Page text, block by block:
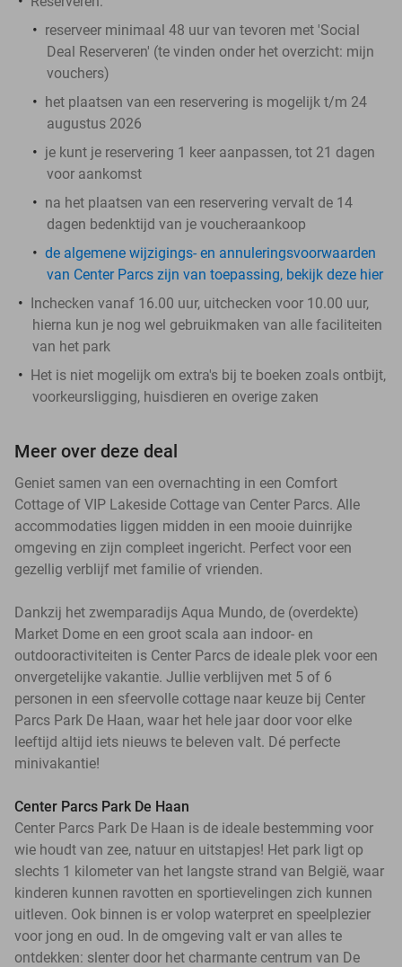
reserveer minimaal 48 uur van tevoren met 'Social
Deal Reserveren' (te vinden onder het overzicht: mijn
vouchers)
het plaatsen van een reservering is mogelijk t/m 24
augustus 2026
je kunt je reservering 1 keer aanpassen, tot 21 dagen
voor aankomst
na het plaatsen van een reservering vervalt de 14
dagen bedenktijd van je voucheraankoop
de algemene wijzigings- en annuleringsvoorwaarden
van Center Parcs zijn van toepassing, bekijk deze hier
Inchecken vanaf 16.00 uur, uitchecken voor 10.00 uur,
hierna kun je nog wel gebruikmaken van alle faciliteiten
van het park
Het is niet mogelijk om extra's bij te boeken zoals ontbijt,
voorkeursligging, huisdieren en overige zaken
Meer over deze deal
Geniet samen van een overnachting in een Comfort
Cottage of VIP Lakeside Cottage van Center Parcs. Alle
accommodaties liggen midden in een mooie duinrijke
omgeving en zijn compleet ingericht. Perfect voor een
gezellig verblijf met familie of vrienden.
Dankzij het zwemparadijs Aqua Mundo, de (overdekte)
Market Dome en een groot scala aan indoor- en
outdooractiviteiten is Center Parcs de ideale plek voor een
onvergetelijke vakantie. Jullie verblijven met 5 of 6
personen in een sfeervolle cottage naar keuze bij Center
Parcs Park De Haan, waar het hele jaar door voor elke
leeftijd altijd iets nieuws te beleven valt. Dé perfecte
minivakantie!
Center Parcs Park De Haan
Center Parcs Park De Haan is de ideale bestemming voor
wie houdt van zee, natuur en uitstapjes! Het park ligt op
slechts 1 kilometer van het langste strand van België, waar
kinderen kunnen ravotten en sportievelingen zich kunnen
uitleven. Ook binnen is er volop waterpret en speelplezier
voor jong en oud. In de omgeving valt er van alles te
ontdekken: slenter door het charmante centrum van De